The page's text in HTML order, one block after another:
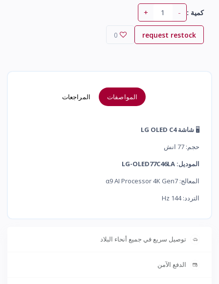
كمية : -
+
request restock
0
المواصفات المراجعات
🖥️ شاشة LG OLED C4
حجم: 77 انش
الموديل: LG-OLED77C46LA
المعالج: α9 AI Processor 4K Gen7
التردد: 144 Hz
توصيل سريع في جميع أنحاء البلاد
الدفع الآمن